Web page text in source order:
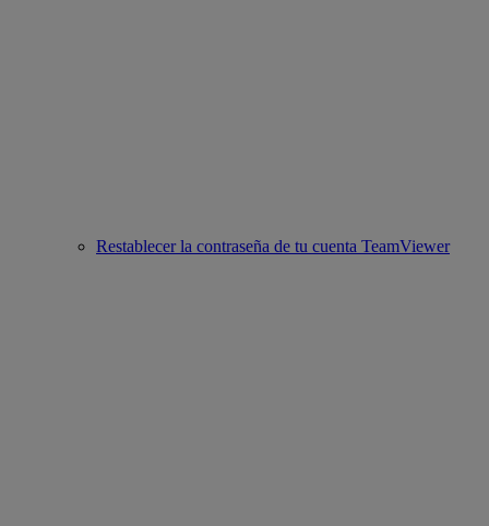
Restablecer la contraseña de tu cuenta TeamViewer